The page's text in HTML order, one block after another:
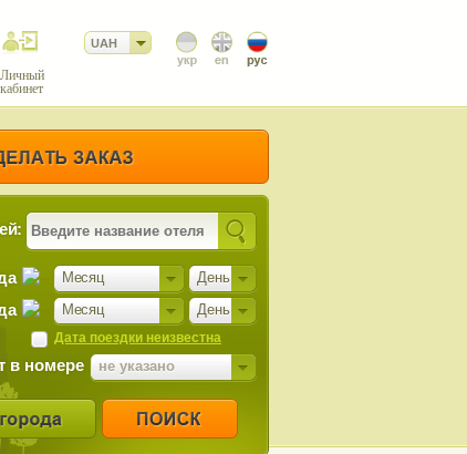
Личный
кабинет
UAH
Месяц День
Месяц День
Дата поездки неизвестна
в номере не указано